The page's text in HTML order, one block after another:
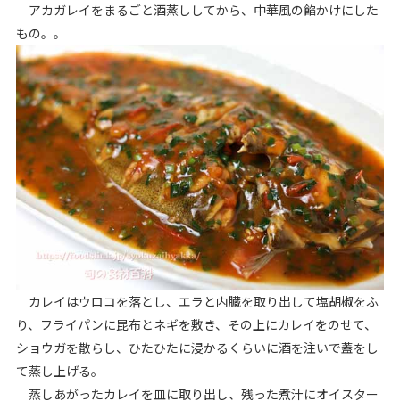
アカガレイをまるごと酒蒸ししてから、中華風の餡かけにした
もの。。
カレイはウロコを落とし、エラと内臓を取り出して塩胡椒をふ
り、フライパンに昆布とネギを敷き、その上にカレイをのせて、
ショウガを散らし、ひたひたに浸かるくらいに酒を注いで蓋をし
て蒸し上げる。
蒸しあがったカレイを皿に取り出し、残った煮汁にオイスター